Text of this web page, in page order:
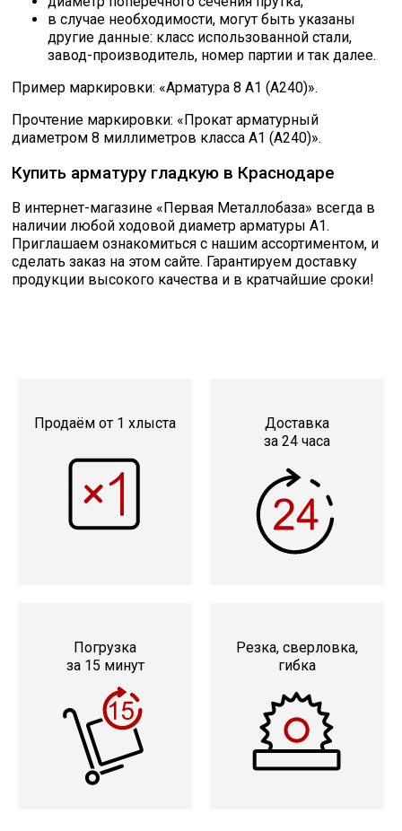
в случае необходимости, могут быть указаны
другие данные: класс использованной стали,
завод-производитель, номер партии и так далее.
Пример маркировки: «Арматура 8 А1 (А240)».
Прочтение маркировки: «Прокат арматурный
диаметром 8 миллиметров класса А1 (А240)».
Купить арматуру гладкую в Краснодаре
В интернет-магазине «Первая Металлобаза» всегда в
наличии любой ходовой диаметр арматуры А1.
Приглашаем ознакомиться с нашим ассортиментом, и
сделать заказ на этом сайте. Гарантируем доставку
продукции высокого качества и в кратчайшие сроки!
Продаём от 1 хлыста
Доставка
за 24 часа
Погрузка
за 15 минут
Резка, сверловка,
гибка